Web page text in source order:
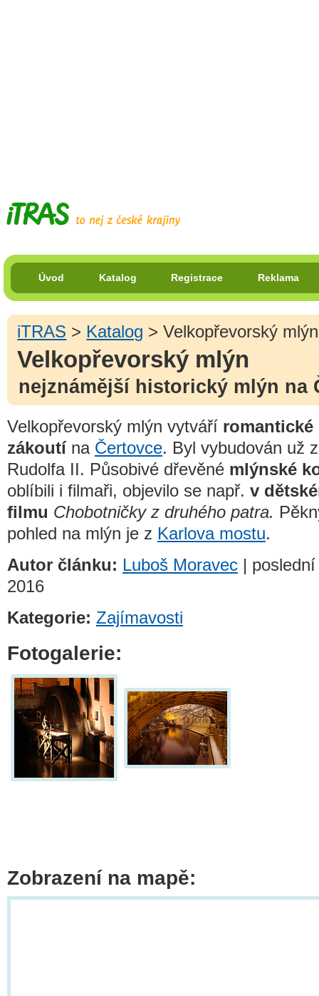
Úvod Katalog Registrace Reklama
iTRAS > Katalog > Velkopřevorský mlýn
Velkopřevorský mlýn
nejznámější historický mlýn na
Velkopřevorský mlýn vytváří romantické
zákoutína Čertovce. Byl vybudován už
Rudolfa II. Působivé dřevěné mlýnské
oblíbili i filmaři, objevilo se např. v
filmu Chobotničky z druhého patra.
pohled na mlýn je z Karlova mostu.
Autor článku: Luboš Moravec |
2016
Kategorie: Zajímavosti
Fotogalerie:
Zobrazení na mapě: